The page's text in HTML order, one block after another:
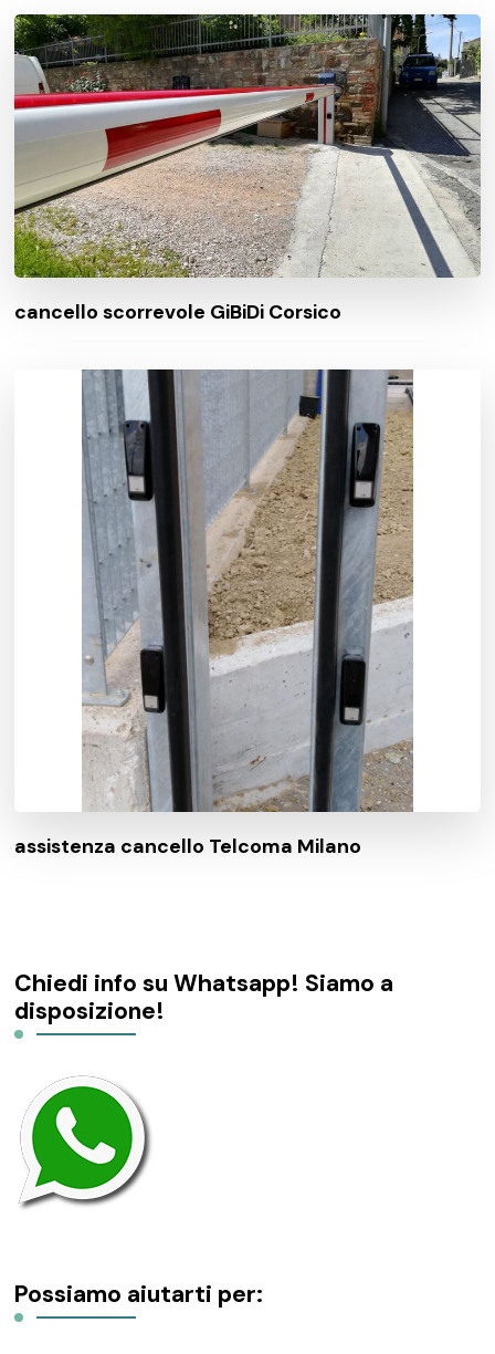
cancello scorrevole GiBiDi Corsico
assistenza cancello Telcoma Milano
Chiedi info su Whatsapp! Siamo a
disposizione!
Possiamo aiutarti per: